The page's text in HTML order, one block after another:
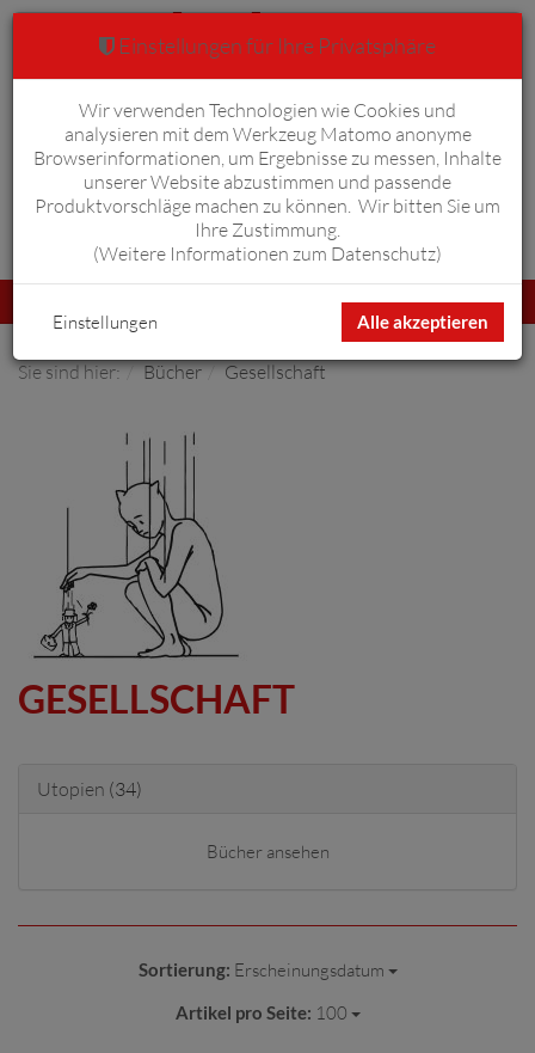
Anmelden Warenkorb 0
umschalten
Sie sind hier: Bücher Gesellschaft
GESELLSCHAFT
Utopien (34)
Bücher ansehen
Sortierung: Erscheinungsdatum
Artikel pro Seite: 100
Einstellungen für Ihre Privatsphäre
Wir verwenden Technologien wie Cookies und
analysieren mit dem Werkzeug Matomo anonyme
Browserinformationen, um Ergebnisse zu messen, Inhalte
unserer Website abzustimmen und passende
Produktvorschläge machen zu können. Wir bitten Sie um
Ihre Zustimmung.
(Weitere Informationen zum Datenschutz)
Alle akzeptieren
Einstellungen